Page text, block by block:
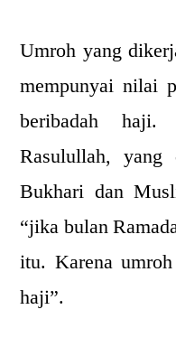
Umroh yang
mempunyai nilai
beribadah haji.
Rasulullah,
Bukhari dan
“jika bulan
itu. Karena
haji”.